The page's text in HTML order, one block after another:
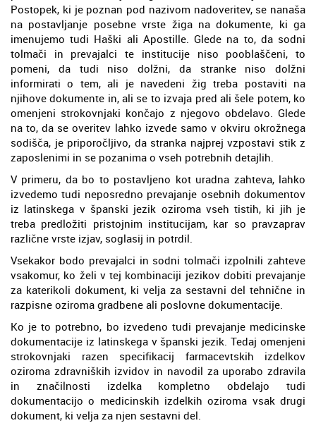
Postopek, ki je poznan pod nazivom nadoveritev, se nanaša
na postavljanje posebne vrste žiga na dokumente, ki ga
imenujemo tudi Haški ali Apostille. Glede na to, da sodni
tolmači in prevajalci te institucije niso pooblaščeni, to
pomeni, da tudi niso dolžni, da stranke niso dolžni
informirati o tem, ali je navedeni žig treba postaviti na
njihove dokumente in, ali se to izvaja pred ali šele potem, ko
omenjeni strokovnjaki končajo z njegovo obdelavo. Glede
na to, da se overitev lahko izvede samo v okviru okrožnega
sodišča, je priporočljivo, da stranka najprej vzpostavi stik z
zaposlenimi in se pozanima o vseh potrebnih detajlih.
V primeru, da bo to postavljeno kot uradna zahteva, lahko
izvedemo tudi neposredno prevajanje osebnih dokumentov
iz latinskega v španski jezik oziroma vseh tistih, ki jih je
treba predložiti pristojnim institucijam, kar so pravzaprav
različne vrste izjav, soglasij in potrdil.
Vsekakor bodo prevajalci in sodni tolmači izpolnili zahteve
vsakomur, ko želi v tej kombinaciji jezikov dobiti prevajanje
za katerikoli dokument, ki velja za sestavni del tehnične in
razpisne oziroma gradbene ali poslovne dokumentacije.
Ko je to potrebno, bo izvedeno tudi prevajanje medicinske
dokumentacije iz latinskega v španski jezik. Tedaj omenjeni
strokovnjaki razen specifikacij farmacevtskih izdelkov
oziroma zdravniških izvidov in navodil za uporabo zdravila
in značilnosti izdelka kompletno obdelajo tudi
dokumentacijo o medicinskih izdelkih oziroma vsak drugi
dokument, ki velja za njen sestavni del.